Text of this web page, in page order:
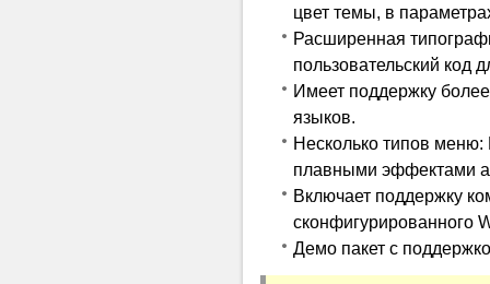
цвет темы, в
Расширенная
пользовательский код
Имеет поддержку
языков.
Несколько типов меню:
плавными эффектами
Включает поддержку
сконфигурированного
Демо пакет с